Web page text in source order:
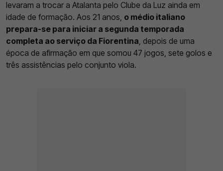
levaram a trocar a Atalanta pelo Clube da Luz ainda em
idade de formação. Aos 21 anos, o médio italiano
prepara-se para iniciar a segunda temporada
completa ao serviço da Fiorentina, depois de uma
época de afirmação em que somou 47 jogos, sete golos e
três assistências pelo conjunto viola.